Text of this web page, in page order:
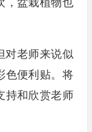
，盆栽植物也
对老师来说似
色便利贴。将
持和欣赏老师